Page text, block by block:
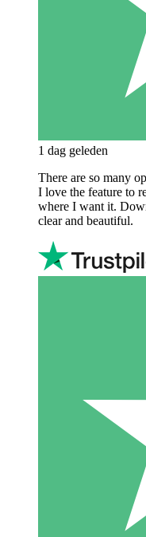
1 dag geleden
There are so many
I love the feature to
where I want it.
clear and beautiful.